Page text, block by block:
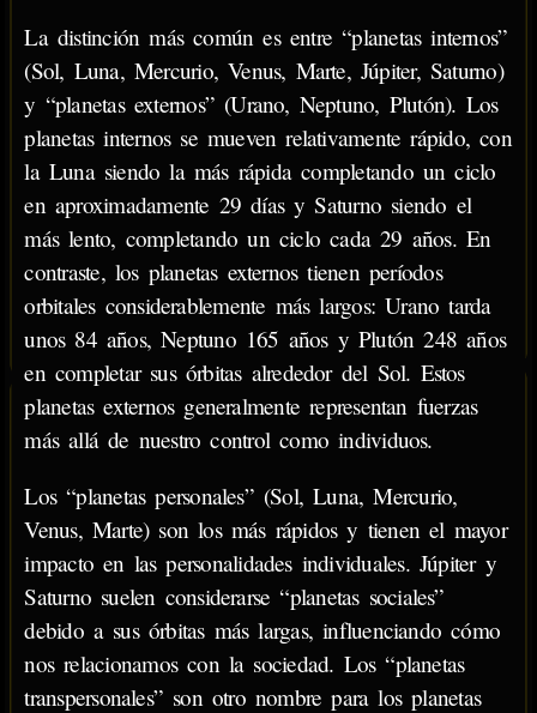
La distinción más común es entre “planetas internos”
(Sol, Luna, Mercurio, Venus, Marte, Júpiter, Saturno)
y “planetas externos” (Urano, Neptuno, Plutón). Los
planetas internos se mueven relativamente rápido, con
la Luna siendo la más rápida completando un ciclo
en aproximadamente 29 días y Saturno siendo el
más lento, completando un ciclo cada 29 años. En
contraste, los planetas externos tienen períodos
orbitales considerablemente más largos: Urano tarda
unos 84 años, Neptuno 165 años y Plutón 248 años
en completar sus órbitas alrededor del Sol. Estos
planetas externos generalmente representan fuerzas
más allá de nuestro control como individuos.
Los “planetas personales” (Sol, Luna, Mercurio,
Venus, Marte) son los más rápidos y tienen el mayor
impacto en las personalidades individuales. Júpiter y
Saturno suelen considerarse “planetas sociales”
debido a sus órbitas más largas, influenciando cómo
nos relacionamos con la sociedad. Los “planetas
transpersonales” son otro nombre para los planetas